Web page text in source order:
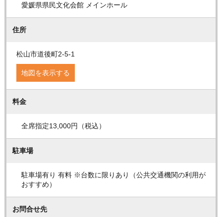
愛媛県県民文化会館 メインホール
住所
松山市道後町2-5-1
地図を表示する
料金
全席指定13,000円（税込）
駐車場
駐車場有り 有料 ※台数に限りあり（公共交通機関の利用が
おすすめ）
お問合せ先